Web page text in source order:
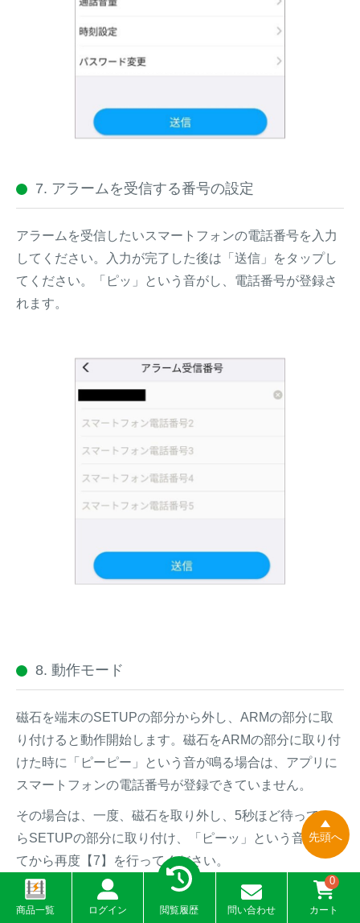
7. アラームを受信する番号の設定
アラームを受信したいスマートフォンの電話番号を入力
してください。入力が完了した後は「送信」をタップし
てください。「ピッ」という音がし、電話番号が登録さ
れます。
8. 動作モード
磁石を端末のSETUPの部分から外し、ARMの部分に取
り付けると動作開始します。磁石をARMの部分に取り付
けた時に「ピーピー」という音が鳴る場合は、アプリに
スマートフォンの電話番号が登録できていません。
その場合は、一度、磁石を取り外し、5秒ほど待ってか
らSETUPの部分に取り付け、「ピーッ」という音が鳴っ
てから再度【7】を行ってください。
商品一覧 ログイン 閲覧履歴 問い合わせ
0
カート
先頭へ